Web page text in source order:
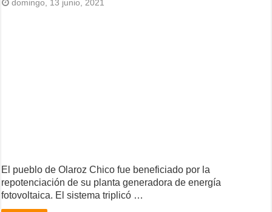
domingo, 13 junio, 2021
El pueblo de Olaroz Chico fue beneficiado por la
repotenciación de su planta generadora de energía
fotovoltaica. El sistema triplicó …